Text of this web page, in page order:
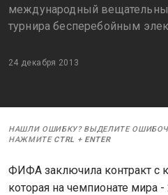
международный
турнира бесперебойным
24 декабря 2013
НАШЛИ ОШИБКУ? ВЫДЕЛИТЕ
НАЖМИТЕ CTRL + ENTER
ФИФА заключила контракт с
которая на чемпионате мира